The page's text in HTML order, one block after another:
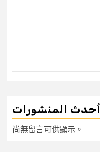
أحدث المنشورات
尚無留言可供顯示。